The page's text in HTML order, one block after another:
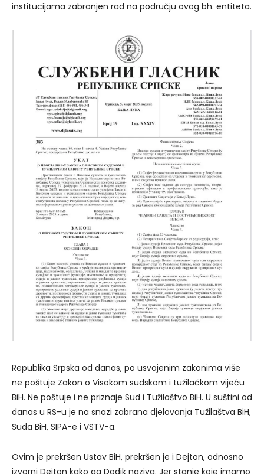
institucijama zabranjen rad na području ovog bh. entiteta.
Republika Srpska od danas, po usvojenim zakonima više
ne poštuje Zakon o Visokom sudskom i tužilačkom vijeću
BiH. Ne poštuje i ne priznaje Sud i Tužilaštvo BiH. U suštini od
danas u RS-u je na snazi zabrana djelovanja Tužilaštva BiH,
Suda BiH, SIPA-e i VSTV-a.
Ovim je prekršen Ustav BiH, prekršen je i Dejton, odnosno